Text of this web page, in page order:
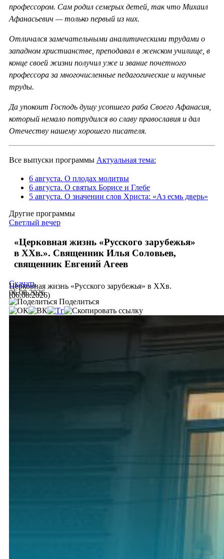
профессором. Сам родил семерых детей, так что Михаил
Афанасьевич — только первый из них.
Отличался замечательными аналитическими трудами о
западном христианстве, преподавал в женском училище, в
конце своей жизни получил уже и звание почетного
профессора за многочисленные педагогические и научные
труды.
Да упокоит Господь душу усопшего раба Своего Афанасия,
который немало потрудился во славу православия и дал
Отечеству нашему хорошего писателя.
Все выпуски программы Актуальная тема:
6 августа. О плодах молитвы
6 августа. О святых Борисе и Глебе
5 августа. О значении слов Христа: «Аз есмь дверь»
Другие программы
Светлый вечер
«Церковная жизнь «Русского зарубежья»
в ХХв.». Священник Илья Соловьев,
священник Евгений Агеев
Церковная жизнь «Русского зарубежья» в ХХв.
(06.08.2026)
Скачать
06.08.2026
Поделиться